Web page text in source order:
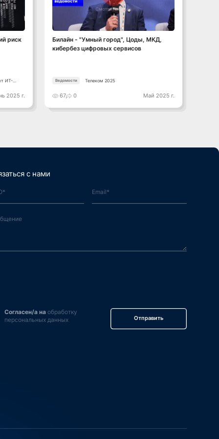
риск
ИТ-
2025 г.
Смотреть видео
Билайн - "Умный город", Цоды, МКД,
кибербез цифровых сервисов
Ведомости Телеком 2025
67 0 Май 2025 г.
с нами
Согласен/а наобработку
персональных данных
Отправить